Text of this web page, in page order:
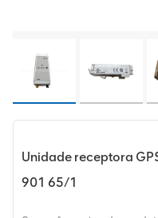
Unidade receptora
901 65/1